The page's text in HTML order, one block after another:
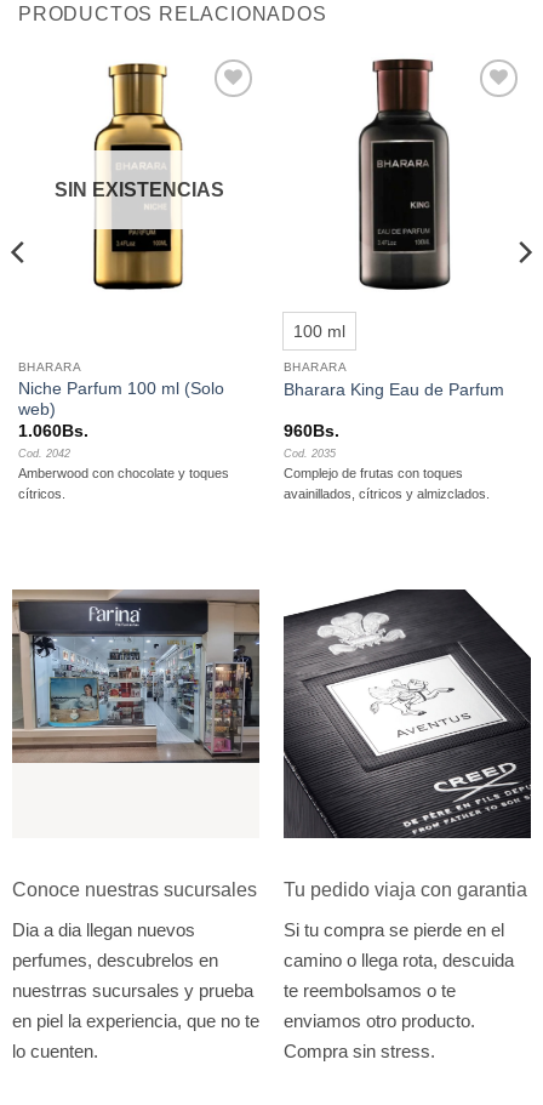
PRODUCTOS RELACIONADOS
SIN EXISTENCIAS
BHARARA
Niche Parfum 100 ml (Solo
web)
1.060Bs.
Cod. 2042
Amberwood con chocolate y toques
cítricos.
100 ml
BHARARA
Bharara King Eau de Parfum
960Bs.
Cod. 2035
Complejo de frutas con toques
avainillados, cítricos y almizclados.
Conoce nuestras sucursales
Dia a dia llegan nuevos
perfumes, descubrelos en
nuestrras sucursales y prueba
en piel la experiencia, que no te
lo cuenten.
Tu pedido viaja con garantia
Si tu compra se pierde en el
camino o llega rota, descuida
te reembolsamos o te
enviamos otro producto.
Compra sin stress.